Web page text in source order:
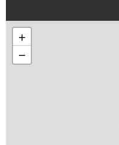
+
−